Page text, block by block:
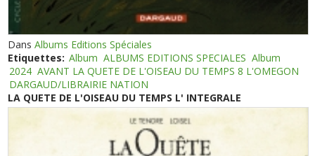
DansAlbums Editions Spéciales
Etiquettes: Album ALBUMS EDITIONS SPECIALES Album
2024 AVANT LA QUETE DE L'OISEAU DU TEMPS 8 L'OMEGON
DARGAUD/LIBRAIRIE NATION
LA QUETE DE L'OISEAU DU TEMPS L' INTEGRALE